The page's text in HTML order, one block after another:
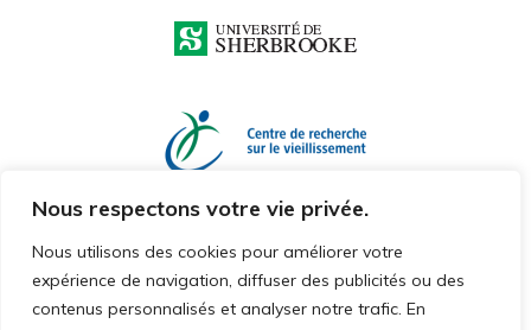
Nous respectons votre vie privée.
Nous utilisons des cookies pour améliorer votre
expérience de navigation, diffuser des publicités ou des
contenus personnalisés et analyser notre trafic. En